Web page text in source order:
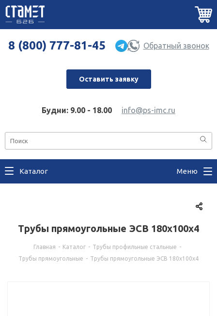
8 (800) 777-81-45 Обратный звонок
Оставить заявку
Будни: 9.00 - 18.00 info@ps-imc.ru
Каталог Меню
Трубы прямоугольные ЭСВ 180х100х4
Главная - Каталог - Трубы профильные стальные -
Трубы прямоугольные - Трубы прямоугольные ЭСВ 180х100х4